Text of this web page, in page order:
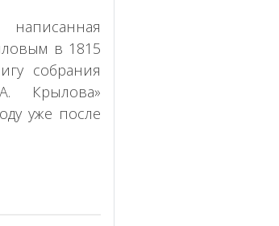
написанная
в 1815
собрания
Крылова»
уже после